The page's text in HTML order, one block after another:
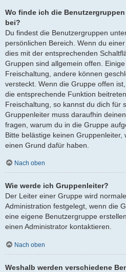
Wo finde ich die
bei?
Du findest die Benutzergruppen
persönlichen Bereich. Wenn du
dies mit der entsprechenden
Gruppen sind allgemein offen.
Freischaltung, andere können
versteckt. Wenn die Gruppe offen
die entsprechende Funktion
Freischaltung, so kannst du dich für
Gruppenleiter muss daraufhin
fragen, warum du in die Gruppe
Bitte belästige keinen
einen Grund dafür haben.
Nach oben
Wie werde ich Gruppenleiter?
Der Leiter einer Gruppe wird
Administration festgelegt, wenn die
eine eigene Benutzergruppe
einen Administrator kontaktieren.
Nach oben
Weshalb werden verschiedene